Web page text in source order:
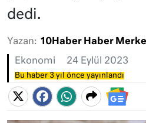
dedi.
Yazan: 10Haber Haber
Ekonomi 24 Eylül 2023
Bu haber 3 yıl önce yayınlandı